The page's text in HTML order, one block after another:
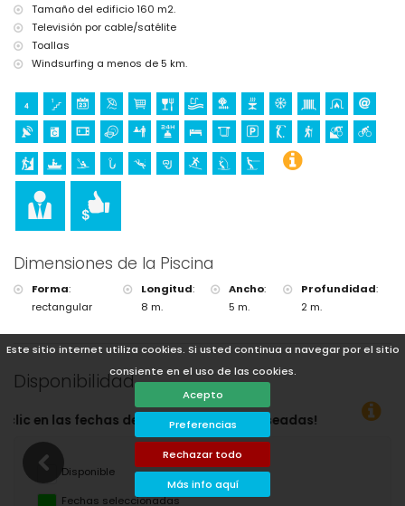
Este sitio internet utiliza cookies. Si usted continua a navegar por el sitio
consiente en el uso de las cookies.
Acepto
Preferencias
Rechazar todo
Más info aquí
Tamaño del edificio 160 m2.
Televisión por cable/satélite
Toallas
Windsurfing a menos de 5 km.
Dimensiones de la Piscina
Forma:
rectangular
Longitud:
8 m.
Ancho:
5 m.
Profundidad:
2 m.
Disponibilidad
Disponible
Fechas seleccionadas